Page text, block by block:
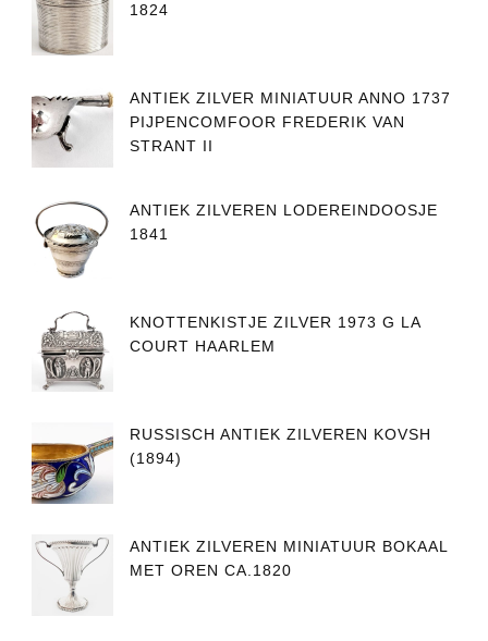
1824
ANTIEK ZILVER MINIATUUR ANNO 1737
PIJPENCOMFOOR FREDERIK VAN
STRANT II
ANTIEK ZILVEREN LODEREINDOOSJE
1841
KNOTTENKISTJE ZILVER 1973 G LA
COURT HAARLEM
RUSSISCH ANTIEK ZILVEREN KOVSH
(1894)
ANTIEK ZILVEREN MINIATUUR BOKAAL
MET OREN CA.1820